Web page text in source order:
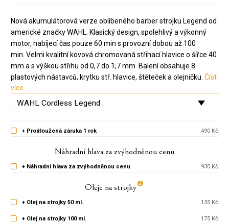
Nová akumulátorová verze oblíbeného barber strojku Legend od
americké značky WAHL. Klasický design, spolehlivý a výkonný
motor, nabíjecí čas pouze 60 min s provozní dobou až 100
min. Velmi kvalitní kovová chromovaná střihací hlavice o šířce 40
mm a s výškou střihu od 0,7 do 1,7 mm. Balení obsahuje 8
plastových nástavců, krytku stř. hlavice, štěteček a olejničku. Číst
více..
+ Prodloužená záruka 1 rok 490 Kč
Náhradní hlava za zvýhodněnou cenu
+ Náhradní hlava za zvýhodněnou cenu 930 Kč
Oleje na strojky
+ Olej na strojky 50 ml. 135 Kč
+ Olej na strojky 100 ml. 175 Kč